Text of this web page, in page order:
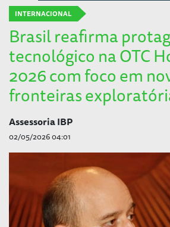
INTERNACIONAL
Brasil reafirma
tecnológico na OTC
2026 com foco em
fronteiras
Assessoria IBP
02/05/2026 04:01